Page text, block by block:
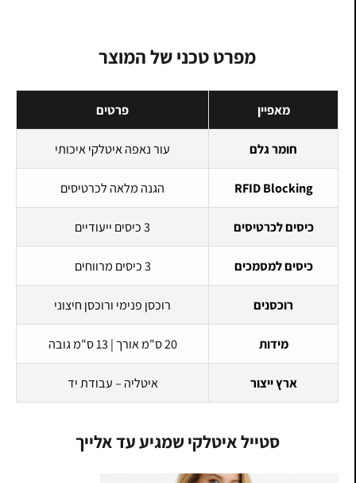
מפרט טכני של המוצר
מאפיין פרטים
חומר גלם עור נאפה איטלקי איכותי
RFID Blocking הגנה מלאה לכרטיסים
כיסים לכרטיסים 3 כיסים ייעודיים
כיסים למסמכים 3 כיסים מרווחים
רוכסנים רוכסן פנימי ורוכסן חיצוני
מידות 20 ס"מ אורך | 13 ס"מ גובה
ארץ ייצור איטליה – עבודת יד
סטייל איטלקי שמגיע עד אלייך